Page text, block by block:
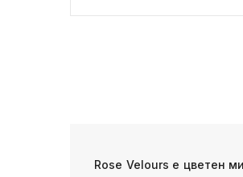
Rose Velours e цветен